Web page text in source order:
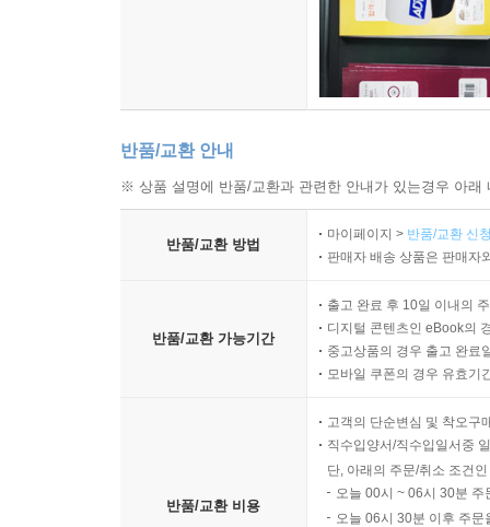
반품/교환 안내
※ 상품 설명에 반품/교환과 관련한 안내가 있는경우 아
반품/교환 방법
마이페이지 > 반품/교환 신
판매자 배송 상품은 판매자
반품/교환 가능기간
출고 완료 후 10일 이내의
디지털 콘텐츠인 eBook의
중고상품의 경우 출고 완료
모바일 쿠폰의 경우 유효기
반품/교환 비용
고객의 단순변심 및 착오구
직수입양서/직수입일서중
단, 아래의 주문/취소 조건
오늘 00시 ~ 06시 30분
오늘 06시 30분 이후 주